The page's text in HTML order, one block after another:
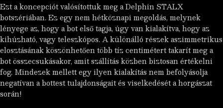
Ezt a koncepciót valósítottuk meg a Delphin STALX
botszériában. Ez egy nem hétköznapi megoldás, melynek
lényege az, hogy a bot első tagja, úgy van kialakítva, hogy az
kihúzható, vagy teleszkópos. A különálló részek aszimmetrikus
elosztásának köszönhetően több tíz centimétert takarít meg a
bot összecsukásakor, amit szállítás közben biztosan értékelni
fog. Mindezek mellett egy ilyen kialakítás nem befolyásolja
negatívan a bottest tulajdonságait és viselkedését a horgászat
során!